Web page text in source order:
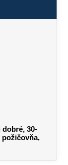
dobré, 30-
požičovňa,